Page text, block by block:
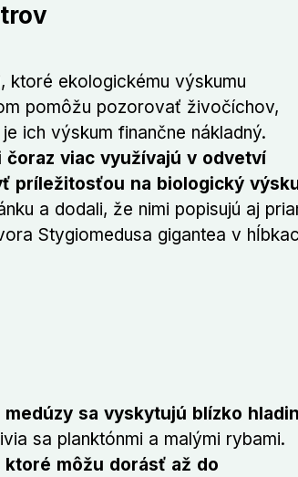
ktoré ekologickému výskumu
pomôžu pozorovať živočíchov,
ich výskum finančne nákladný.
viac využívajú v odvetví
príležitosťou na biologický
a dodali, že nimi popisujú aj
Stygiomedusa gigantea v
sa vyskytujú blízko
sa planktónmi a malými rybami.
môžu dorásť až do